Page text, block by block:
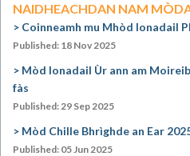
NAIDHEACHDAN NAM
Coinneamh mu Mhòd Ionadail
Published: 18 Nov 2025
Mòd Ionadail Ùr ann am
fàs
Published: 29 Sep 2025
Mòd Chille Bhrìghde an Ear
Published: 05 Jun 2025